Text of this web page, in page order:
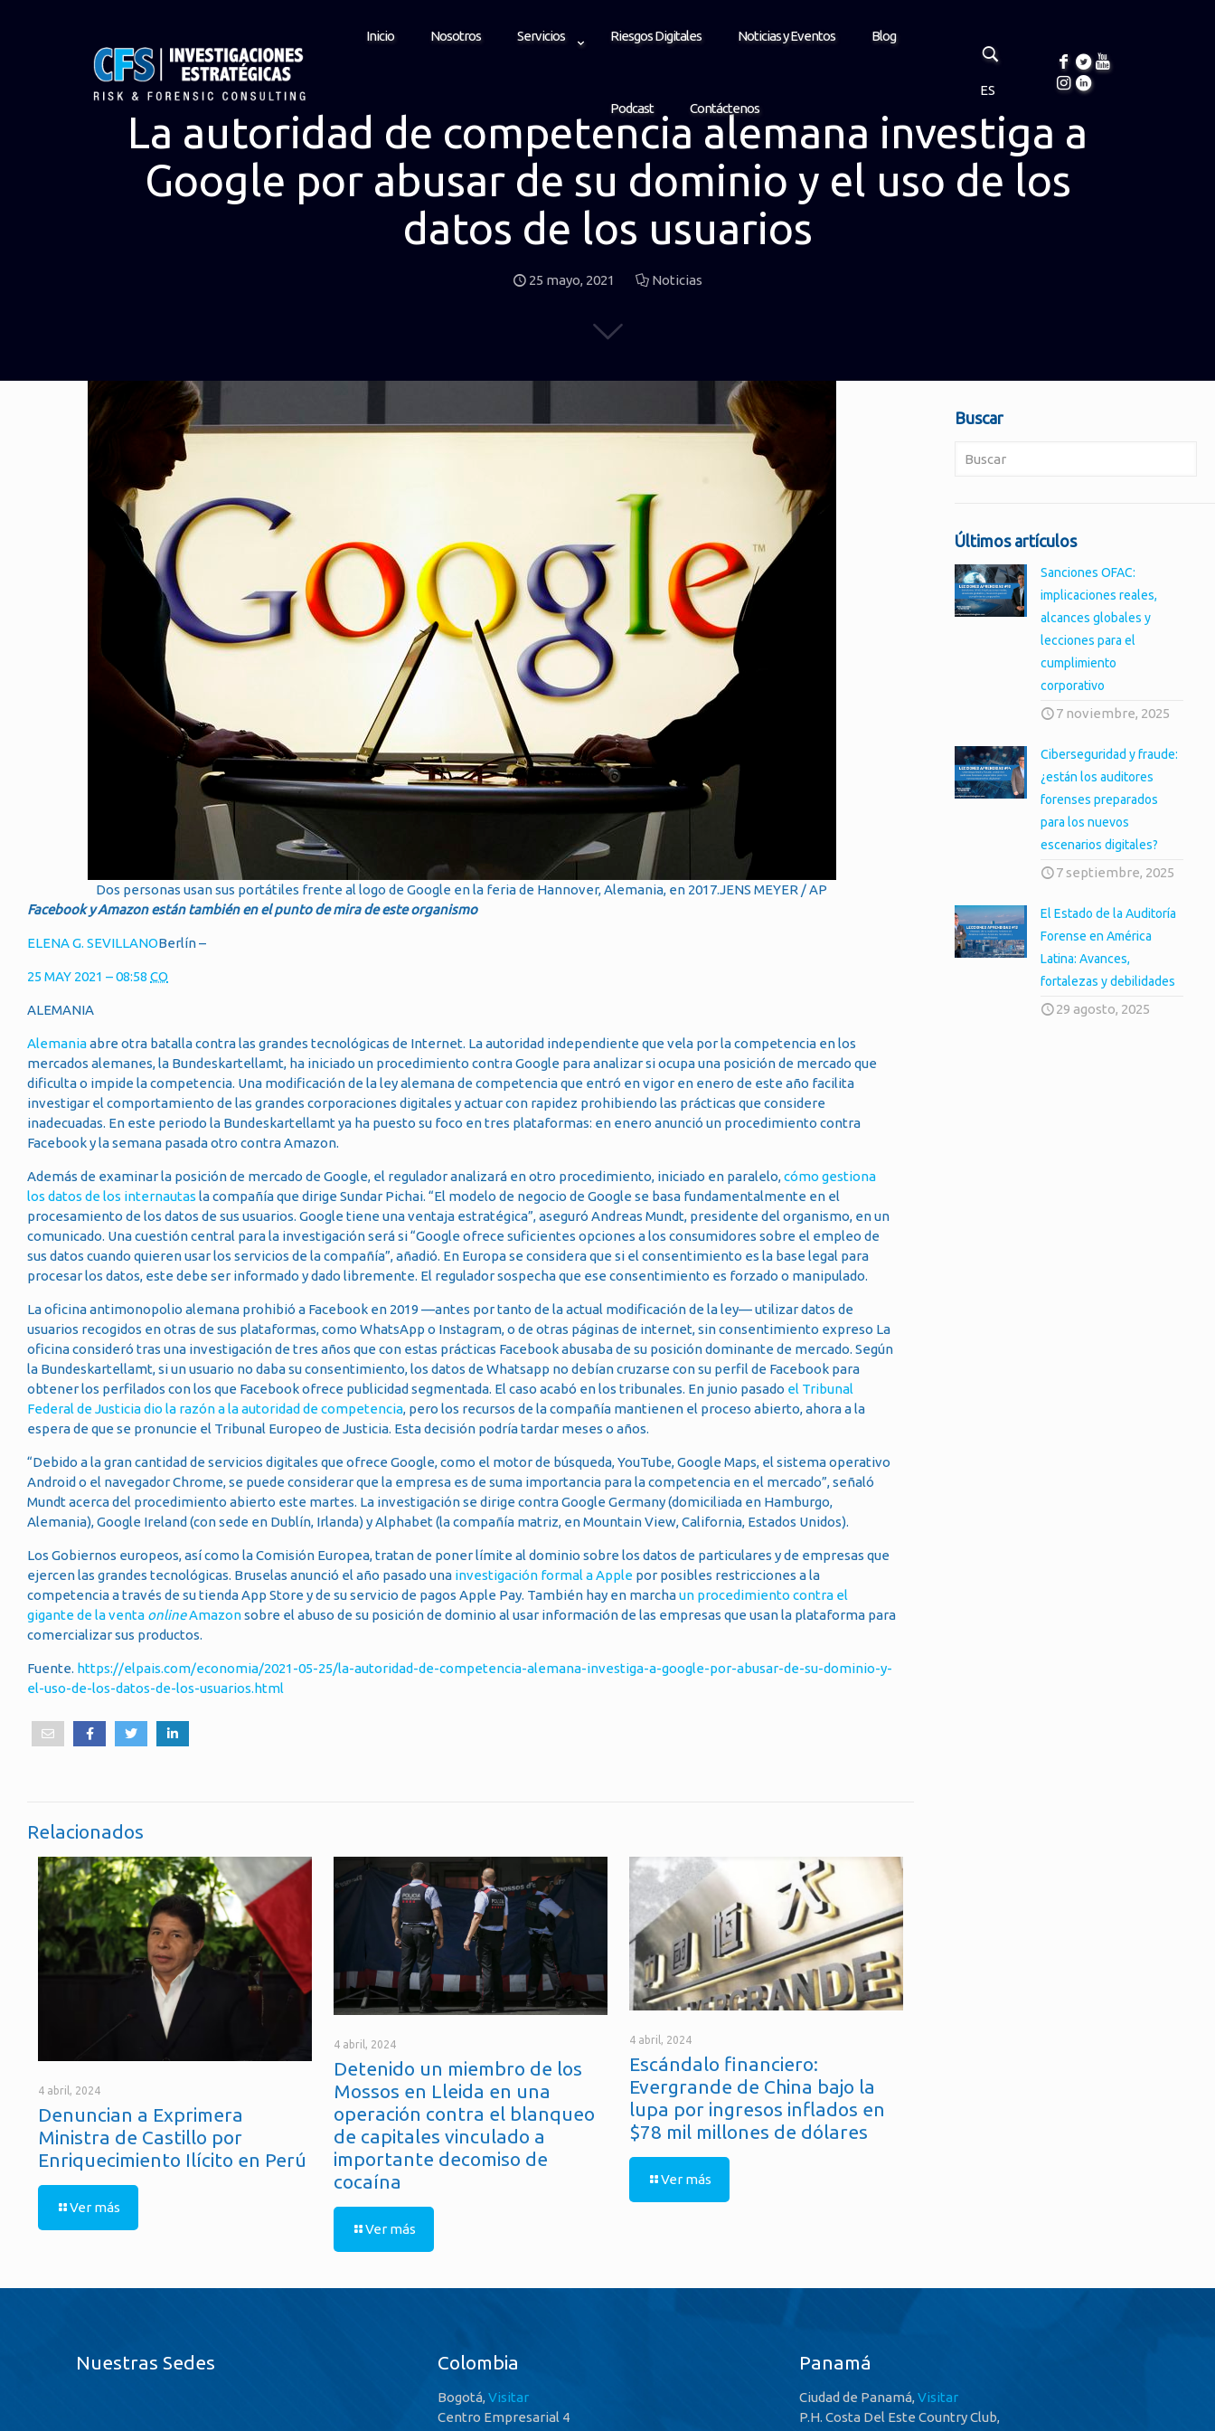
Inicio Nosotros Servicios Riesgos Digitales Noticias y Eventos Blog
Podcast Contáctenos
ES
La autoridad de competencia alemana investiga a
Google por abusar de su dominio y el uso de los
datos de los usuarios
25 mayo, 2021 Noticias
Dos personas usan sus portátiles frente al logo de Google en la feria de Hannover, Alemania, en 2017.JENS MEYER / AP
Facebook y Amazon están también en el punto de mira de este organismo
ELENA G. SEVILLANOBerlín –
25 MAY 2021 – 08:58 CO
ALEMANIA
Alemaniaabre otra batalla contra las grandes tecnológicas de Internet. La autoridad independiente que vela por la competencia en los
mercados alemanes, la Bundeskartellamt, ha iniciado un procedimiento contra Google para analizar si ocupa una posición de mercado que
dificulta o impide la competencia. Una modificación de la ley alemana de competencia que entró en vigor en enero de este año facilita
investigar el comportamiento de las grandes corporaciones digitales y actuar con rapidez prohibiendo las prácticas que considere
inadecuadas. En este periodo la Bundeskartellamt ya ha puesto su foco en tres plataformas: en enero anunció un procedimiento contra
Facebook y la semana pasada otro contra Amazon.
Además de examinar la posición de mercado de Google, el regulador analizará en otro procedimiento, iniciado en paralelo,cómo gestiona
los datos de los internautas la compañía que dirige Sundar Pichai. “El modelo de negocio de Google se basa fundamentalmente en el
procesamiento de los datos de sus usuarios. Google tiene una ventaja estratégica”, aseguró Andreas Mundt, presidente del organismo, en un
comunicado. Una cuestión central para la investigación será si “Google ofrece suficientes opciones a los consumidores sobre el empleo de
sus datos cuando quieren usar los servicios de la compañía”, añadió. En Europa se considera que si el consentimiento es la base legal para
procesar los datos, este debe ser informado y dado libremente. El regulador sospecha que ese consentimiento es forzado o manipulado.
La oficina antimonopolio alemana prohibió a Facebook en 2019 —antes por tanto de la actual modificación de la ley— utilizar datos de
usuarios recogidos en otras de sus plataformas, como WhatsApp o Instagram, o de otras páginas de internet, sin consentimiento expreso La
oficina consideró tras una investigación de tres años que con estas prácticas Facebook abusaba de su posición dominante de mercado. Según
la Bundeskartellamt, si un usuario no daba su consentimiento, los datos de Whatsapp no debían cruzarse con su perfil de Facebook para
obtener los perfilados con los que Facebook ofrece publicidad segmentada. El caso acabó en los tribunales. En junio pasado el Tribunal
Federal de Justicia dio la razón a la autoridad de competencia, pero los recursos de la compañía mantienen el proceso abierto, ahora a la
espera de que se pronuncie el Tribunal Europeo de Justicia. Esta decisión podría tardar meses o años.
“Debido a la gran cantidad de servicios digitales que ofrece Google, como el motor de búsqueda, YouTube, Google Maps, el sistema operativo
Android o el navegador Chrome, se puede considerar que la empresa es de suma importancia para la competencia en el mercado”, señaló
Mundt acerca del procedimiento abierto este martes. La investigación se dirige contra Google Germany (domiciliada en Hamburgo,
Alemania), Google Ireland (con sede en Dublín, Irlanda) y Alphabet (la compañía matriz, en Mountain View, California, Estados Unidos).
Los Gobiernos europeos, así como la Comisión Europea, tratan de poner límite al dominio sobre los datos de particulares y de empresas que
ejercen las grandes tecnológicas. Bruselas anunció el año pasado una investigación formal a Apple por posibles restricciones a la
competencia a través de su tienda App Store y de su servicio de pagos Apple Pay. También hay en marchaun procedimiento contra el
gigante de la venta onlineAmazonsobre el abuso de su posición de dominio al usar información de las empresas que usan la plataforma para
comercializar sus productos.
Fuente. https://elpais.com/economia/2021-05-25/la-autoridad-de-competencia-alemana-investiga-a-google-por-abusar-de-su-dominio-y-
el-uso-de-los-datos-de-los-usuarios.html
Relacionados
4 abril, 2024
Denuncian a Exprimera
Ministra de Castillo por
Enriquecimiento Ilícito en Perú
Ver más
4 abril, 2024
Detenido un miembro de los
Mossos en Lleida en una
operación contra el blanqueo
de capitales vinculado a
importante decomiso de
cocaína
Ver más
4 abril, 2024
Escándalo financiero:
Evergrande de China bajo la
lupa por ingresos inflados en
$78 mil millones de dólares
Ver más
Buscar
Últimos artículos
Sanciones OFAC:
implicaciones reales,
alcances globales y
lecciones para el
cumplimiento
corporativo
7 noviembre, 2025
Ciberseguridad y fraude:
¿están los auditores
forenses preparados
para los nuevos
escenarios digitales?
7 septiembre, 2025
El Estado de la Auditoría
Forense en América
Latina: Avances,
fortalezas y debilidades
29 agosto, 2025
Nuestras Sedes Colombia
Bogotá,Visitar
Centro Empresarial 4
Panamá
Ciudad de Panamá,Visitar
P.H. Costa Del Este Country Club,